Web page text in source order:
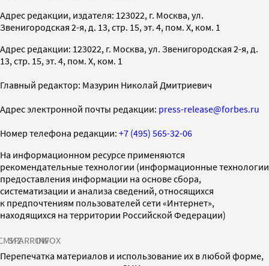
Адрес редакции, издателя: 123022, г. Москва, ул.
Звенигородская 2-я, д. 13, стр. 15, эт. 4, пом. X, ком. 1
Адрес редакции: 123022, г. Москва, ул. Звенигородская 2-я, д.
13, стр. 15, эт. 4, пом. X, ком. 1
Главный редактор: Мазурин Николай Дмитриевич
Адрес электронной почты редакции: press-release@forbes.ru
Номер телефона редакции: +7 (495) 565-32-06
На информационном ресурсе применяются
рекомендательные технологии (информационные технологии
предоставления информации на основе сбора,
систематизации и анализа сведений, относящихся
к предпочтениям пользователей сети «Интернет»,
находящихся на территории Российской Федерации)
SPARROWINFOX
Перепечатка материалов и использование их в любой форме,